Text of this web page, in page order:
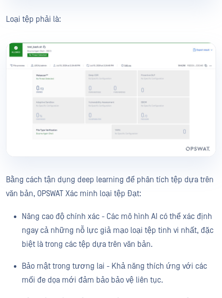
Loại tệp phải là:
Bằng cách tận dụng deep learning để phân tích tệp dựa trên
văn bản, OPSWAT Xác minh loại tệp Đạt:
Nâng cao độ chính xác - Các mô hình AI có thể xác định
ngay cả những nỗ lực giả mạo loại tệp tinh vi nhất, đặc
biệt là trong các tệp dựa trên văn bản.
Bảo mật trong tương lai - Khả năng thích ứng với các
mối đe dọa mới đảm bảo bảo vệ liên tục.